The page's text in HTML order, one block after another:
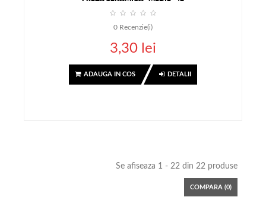
0 Recenzie(i)
3,30 lei
ADAUGA IN COS DETALII
Se afiseaza 1 - 22 din 22 produse
COMPARA (0)